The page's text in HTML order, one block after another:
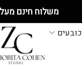
משלוח חינם מעל 350 ש"ח
כובעים